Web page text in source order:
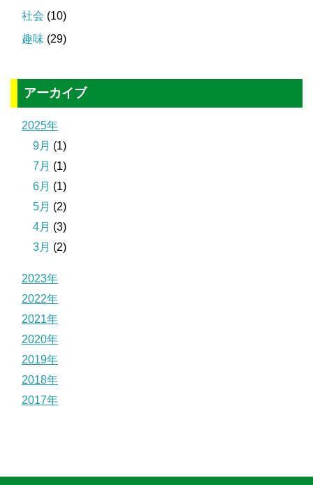
社会 (10)
趣味 (29)
アーカイブ
2025年
9月 (1)
7月 (1)
6月 (1)
5月 (2)
4月 (3)
3月 (2)
2023年
2022年
2021年
2020年
2019年
2018年
2017年